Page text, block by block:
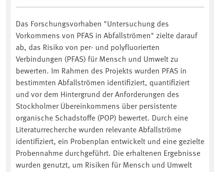
Das Forschungsvorhaben "Untersuchung des
Vorkommens von PFAS in Abfallströmen" zielte darauf
ab, das Risiko von per- und polyfluorierten
Verbindungen (PFAS) für Mensch und Umwelt zu
bewerten. Im Rahmen des Projekts wurden PFAS in
bestimmten Abfallströmen identifiziert, quantifiziert
und vor dem Hintergrund der Anforderungen des
Stockholmer Übereinkommens über persistente
organische Schadstoffe (POP) bewertet. Durch eine
Literaturrecherche wurden relevante Abfallströme
identifiziert, ein Probenplan entwickelt und eine gezielte
Probennahme durchgeführt. Die erhaltenen Ergebnisse
wurden genutzt, um Risiken für Mensch und Umwelt